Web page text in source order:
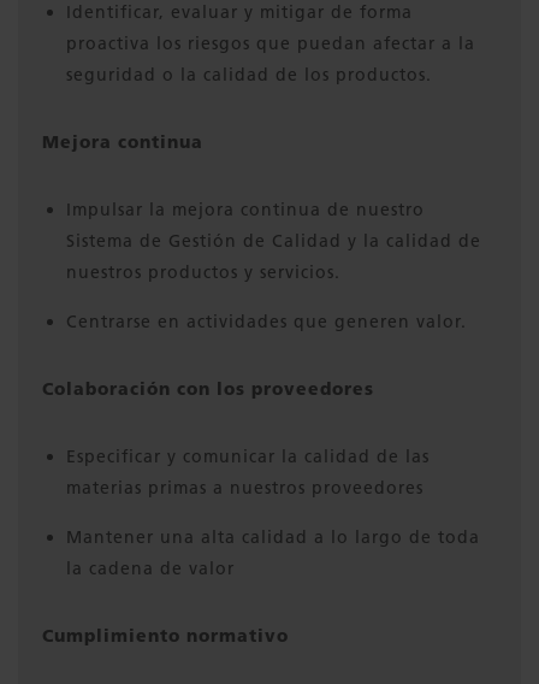
Identificar, evaluar y mitigar de forma
proactiva los riesgos que puedan afectar a la
seguridad o la calidad de los productos.
Mejora continua
Impulsar la mejora continua de nuestro
Sistema de Gestión de Calidad y la calidad de
nuestros productos y servicios.
Centrarse en actividades que generen valor.
Colaboración con los proveedores
Especificar y comunicar la calidad de las
materias primas a nuestros proveedores
Mantener una alta calidad a lo largo de toda
la cadena de valor
Cumplimiento normativo